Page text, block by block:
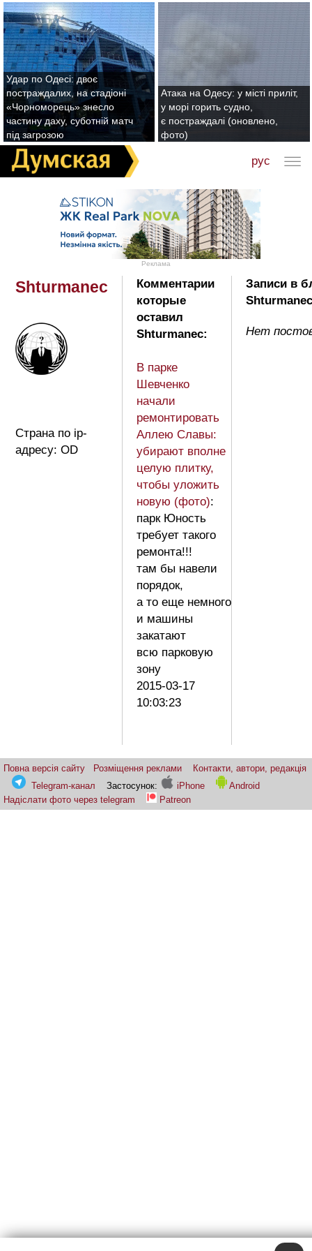
Удар по Одесі: двоє
постраждалих, на стадіоні
«Чорноморець» знесло
частину даху, суботній матч
під загрозою
Атака на Одесу: у місті приліт,
у морі горить судно,
є постраждалі (оновлено,
фото)
рус
Реклама
Shturmanec
Страна по ip-
адресу: OD
Комментарии
которые
оставил
Shturmanec:
В парке
Шевченко
начали
ремонтировать
Аллею Славы:
убирают вполне
целую плитку,
чтобы уложить
новую (фото):
парк Юность
требует такого
ремонта!!!
там бы навели
порядок,
а то еще немного
и машины
закатают
всю парковую
зону
2015-03-17
10:03:23
Записи в
Нет
Повна версія сайту Розміщення реклами
Контакти, автори, редакція
Telegram-канал
Застосунок: iPhone
Android
Надіслати фото через telegram
Patreon